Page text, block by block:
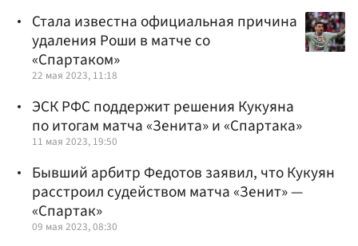
Стала известна официальная причина
удаления Роши в матче со
«Спартаком»
22 мая 2023, 11:18
ЭСК РФС поддержит решения Кукуяна
по итогам матча «Зенита» и «Спартака»
11 мая 2023, 19:50
Бывший арбитр Федотов заявил, что Кукуян
расстроил судейством матча «Зенит» —
«Спартак»
09 мая 2023, 08:30